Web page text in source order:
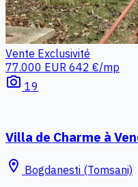
Vente Exclusivité
77.000 EUR 642 €/mp
photo_camera 19
Villa de Charme à
location_on Bogdanesti (Tomsani)